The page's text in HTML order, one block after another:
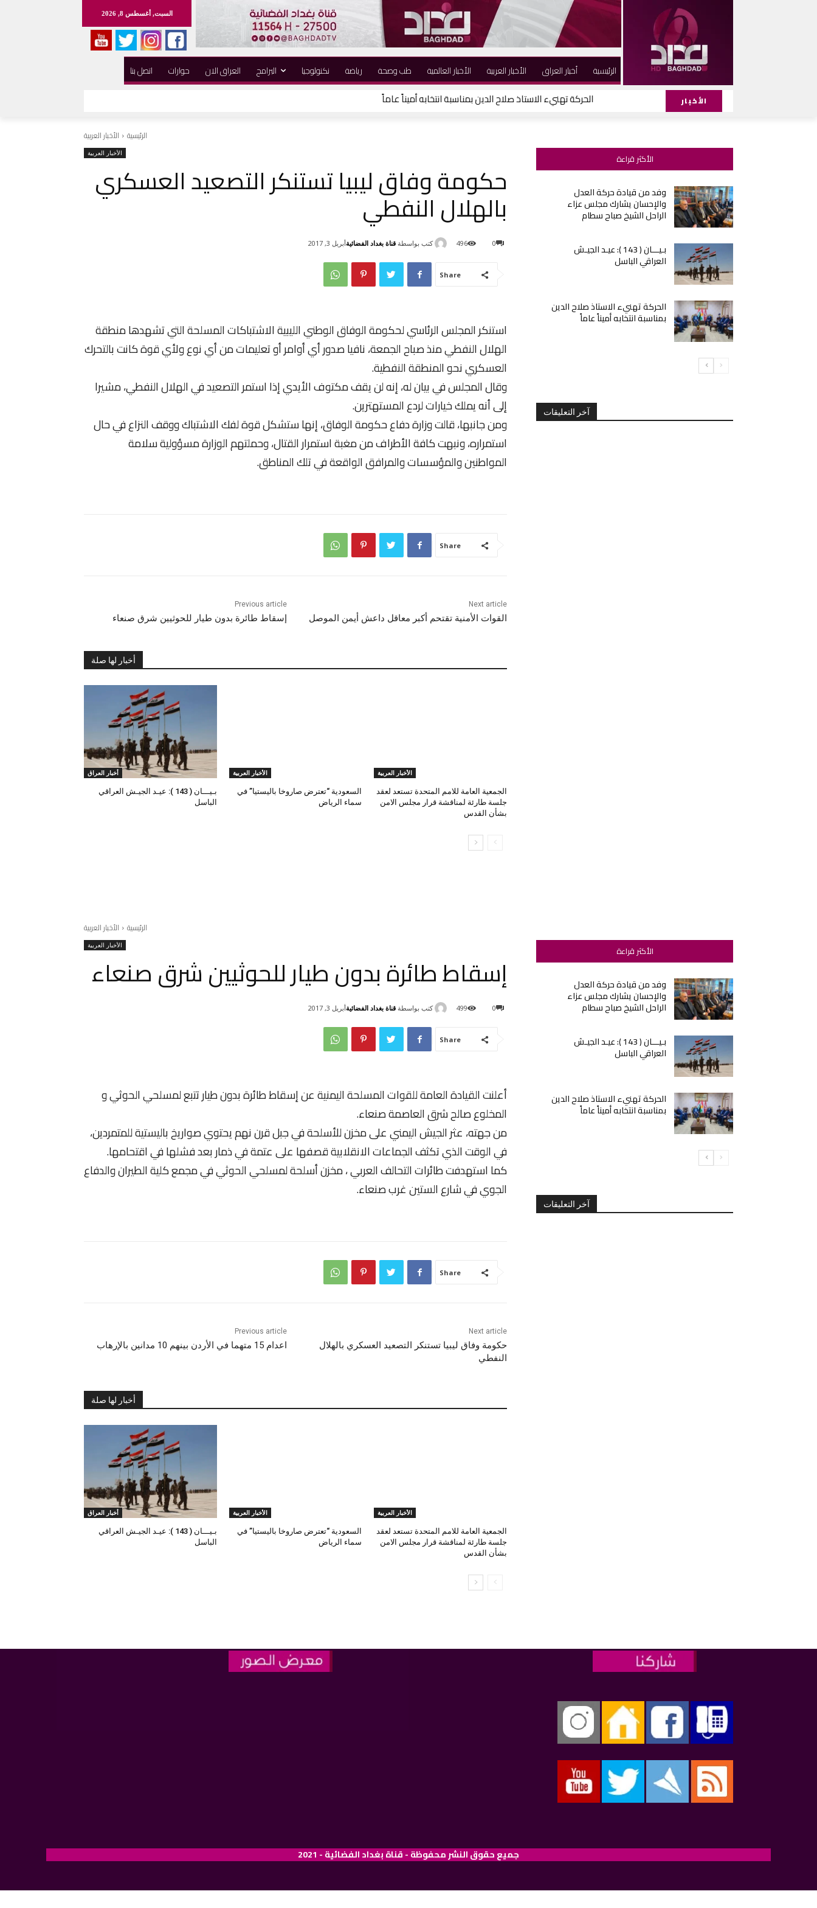
السبت, أغسطس 8, 2026
اتصل بنا حوارات العراق الان البرامج نكنولوجيا رياضة طب وصحة الأخبار العالمية الأخبار العربية أخبار العراق الرئيسية
الأخبار الحركة تهنيء الاستاذ صلاح الدين بمناسبة انتخابه أميناً عاماً
الرئيسية الأخبار العربية
الأخبار العربية
حكومة وفاق ليبيا تستنكر التصعيد العسكري
بالهلال النفطي
كتب بواسطة قناة بغداد الفضائيةأبريل 3, 2017 0
496
Share
استنكر المجلس الرئاسي لحكومة الوفاق الوطني الليبية الاشتباكات المسلحة التي تشهدها منطقة
الهلال النفطي منذ صباح الجمعة، نافيا صدور أي أوامر أو تعليمات من أي نوع ولأي قوة كانت بالتحرك
العسكري نحو المنطقة النفطية.
وقال المجلس في بيان له، إنه لن يقف مكتوف الأيدي إذا استمر التصعيد في الهلال النفطي، مشيرا
إلى أنه يملك خيارات لردع المستهترين.
ومن جانبها، قالت وزارة دفاع حكومة الوفاق، إنها ستشكل قوة لفك الاشتباك ووقف النزاع في حال
استمراره، ونبهت كافة الأطراف من مغبة استمرار القتال، وحملتهم الوزارة مسؤولية سلامة
المواطنين والمؤسسات والمرافق الواقعة في تلك المناطق.
Share
Previous article
إسقاط طائرة بدون طيار للحوثيين شرق صنعاء
Next article
القوات الأمنية تقتحم أكبر معاقل داعش أيمن الموصل
أخبار لها صلة
أخبار العراق
بـيـــان ( 143 ): عيـد الجيـش العراقي
الباسل
الأخبار العربية
السعودية “تعترض صاروخا باليستيا” في
سماء الرياض
الأخبار العربية
الجمعية العامة للامم المتحدة تستعد لعقد
جلسة طارئة لمناقشة قرار مجلس الامن
بشأن القدس
الأكثر قراءة
وفد من قيادة حركة العدل
والإحسان يشارك مجلس عزاء
الراحل الشيخ صباح سطام
بـيـــان ( 143 ): عيـد الجيـش
العراقي الباسل
الحركة تهنيء الاستاذ صلاح الدين
بمناسبة انتخابه أميناً عاماً
آخر التعليقات
جميع حقوق النشر محفوظة - قناة بغداد الفضائية - 2021